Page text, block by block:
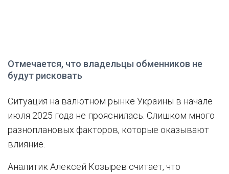
Отмечается, что владельцы обменников не
будут рисковать
Ситуация на валютном рынке Украины в начале
июля 2025 года не прояснилась. Слишком много
разноплановых факторов, которые оказывают
влияние.
Аналитик Алексей Козырев считает, что